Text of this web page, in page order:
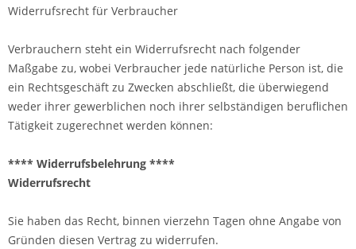
Widerrufsrecht für Verbraucher
Verbrauchern steht ein Widerrufsrecht nach folgender
Maßgabe zu, wobei Verbraucher jede natürliche Person ist, die
ein Rechtsgeschäft zu Zwecken abschließt, die überwiegend
weder ihrer gewerblichen noch ihrer selbständigen beruflichen
Tätigkeit zugerechnet werden können:
**** Widerrufsbelehrung ****
Widerrufsrecht
Sie haben das Recht, binnen vierzehn Tagen ohne Angabe von
Gründen diesen Vertrag zu widerrufen.